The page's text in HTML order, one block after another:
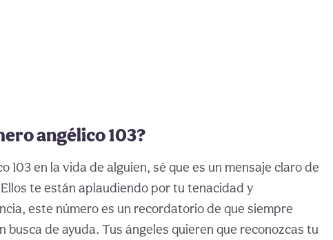
angélico 103?
103 en la vida de alguien, sé que es un mensaje claro de
te están aplaudiendo por tu tenacidad y
este número es un recordatorio de que siempre
busca de ayuda. Tus ángeles quieren que reconozcas tu